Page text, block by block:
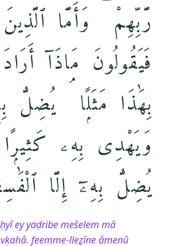
رَّبِّهِمْ ۖ وَأَمَّا
فَيَقُولُونَ مَاذَآ
بِهَٰذَا مَثَلًۭا ۘ يُضِلُّ
وَيَهْدِى بِهِۦ
يُضِلُّ بِهِۦٓ إِلَّا
ey yaḍribe meŝelem mâ
feemme-lleẕîne âmenû